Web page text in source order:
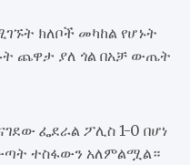
ክለቦች መካከል የሆኑት
ጨዋታ ያለ ጎል በአቻ ውጤት
ፌደራል ፖሊስ 1-0 በሆነ
ተስፋውን አለምልሟል።